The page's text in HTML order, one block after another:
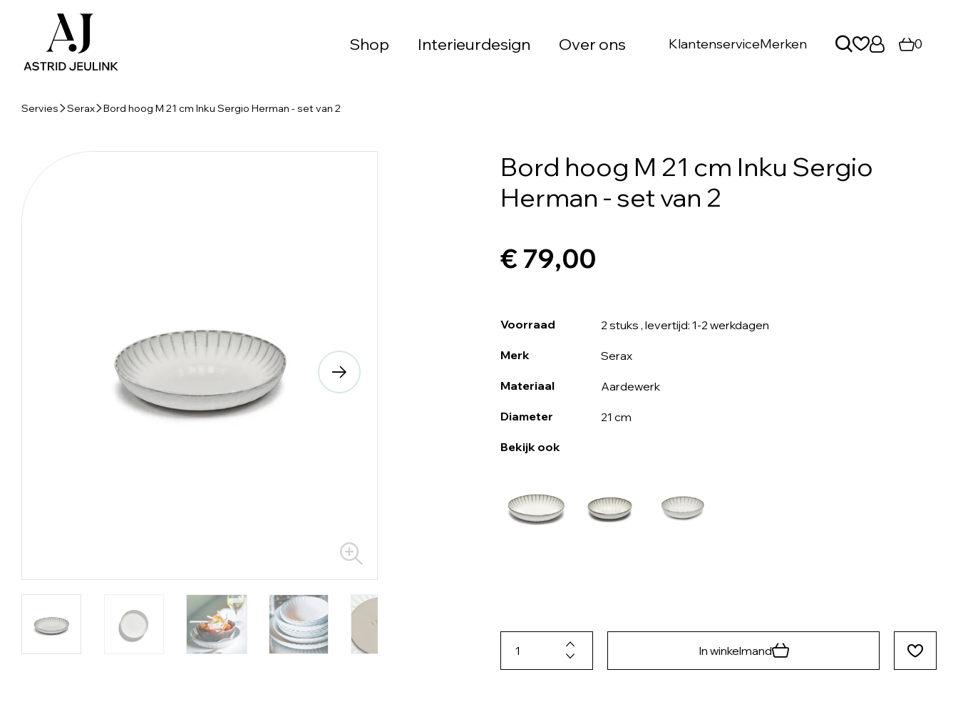
Shop Interieurdesign Over ons KlantenserviceMerken 0
Servies Serax Bord hoog M 21 cm Inku Sergio Herman - set van 2
Bord hoog M 21 cm Inku Sergio
Herman - set van 2
€ 79,00
Voorraad 2 stuks , levertijd: 1-2 werkdagen
Merk Serax
Materiaal Aardewerk
Diameter 21 cm
Bekijk ook
In winkelmand